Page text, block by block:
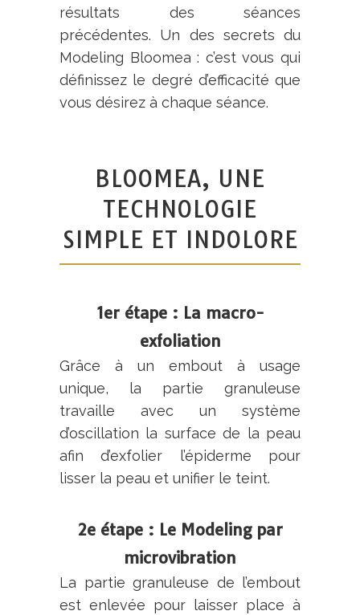
résultats des séances
précédentes. Un des secrets du
Modeling Bloomea : c’est vous qui
définissez le degré d’efficacité que
vous désirez à chaque séance.
BLOOMEA, UNE
TECHNOLOGIE
SIMPLE ET INDOLORE
1er étape : La macro-
exfoliation
Grâce à un embout à usage
unique, la partie granuleuse
travaille avec un système
d’oscillation la surface de la peau
afin d’exfolier l’épiderme pour
lisser la peau et unifier le teint.
2e étape : Le Modeling par
microvibration
La partie granuleuse de l’embout
est enlevée pour laisser place à